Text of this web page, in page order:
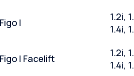
Figo I
1.2i,
1.4i,
Figo I Facelift
1.2i,
1.4i,